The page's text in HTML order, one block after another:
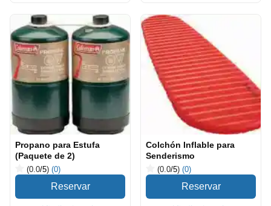
Propano para Estufa
(Paquete de 2)
(0.0/5) (0)
Colchón Inflable para
Senderismo
(0.0/5) (0)